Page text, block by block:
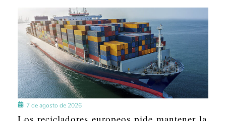
7 de agosto de 2026